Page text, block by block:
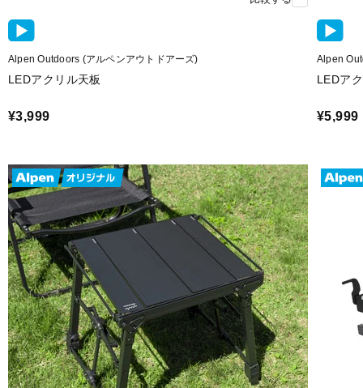
Alpen Outdoors (アルペンアウトドアーズ)
LEDアクリル天板
¥3,999
Alpen
LEDア
¥5,999